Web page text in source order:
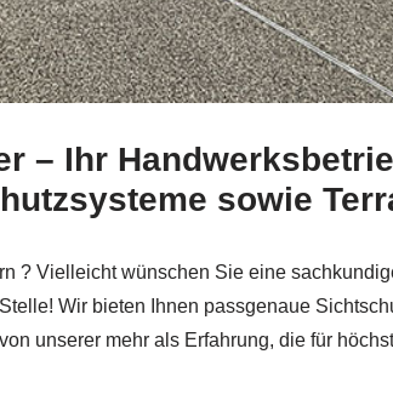
sowie ✓Balkongeländer, Edelstahl
– Ihr
sowie
? Vielleicht wünschen Sie eine
Wir bieten Ihnen passgenaue
unserer mehr als Erfahrung, die für